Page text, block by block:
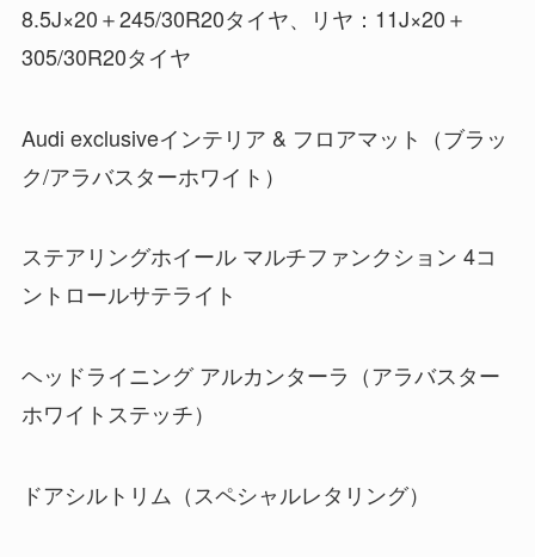
8.5J×20＋245/30R20タイヤ、リヤ：11J×20＋
305/30R20タイヤ
Audi exclusiveインテリア & フロアマット（ブラッ
ク/アラバスターホワイト）
ステアリングホイール マルチファンクション 4コ
ントロールサテライト
ヘッドライニング アルカンターラ（アラバスター
ホワイトステッチ）
ドアシルトリム（スペシャルレタリング）